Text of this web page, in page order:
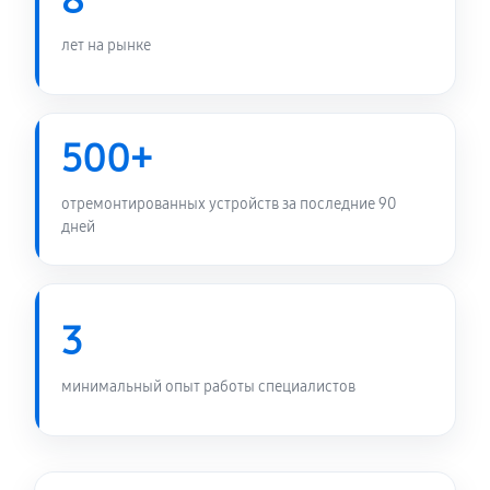
Замена платы управления (мат.платы, мейн платы)
Замена Wi-Fi планшета Asus MeMO Pad Smart
ME301T 16Gb
Ремонт кнопки планшета Asus MeMO Pad Smart
лет на рынке
500+
отремонтированных устройств за последние 90
дней
3
минимальный опыт работы специалистов